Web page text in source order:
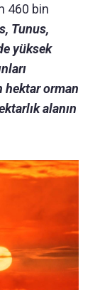
460 bin
Tunus,
yüksek
hektar orman
alanın